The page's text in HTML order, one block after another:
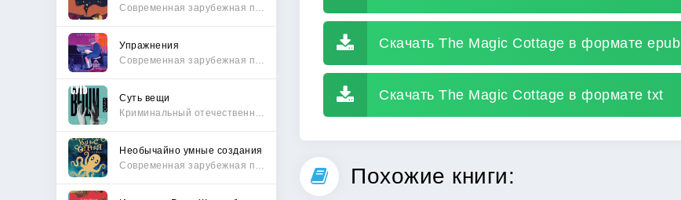
Упражнения
Суть вещи
Необычайно умные создания
Скачать The Magic Cottage в формате epub
Скачать The Magic Cottage в формате txt
Похожие книги: